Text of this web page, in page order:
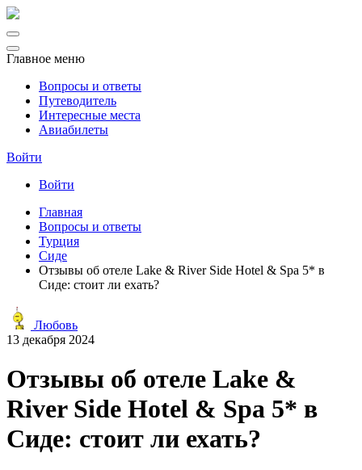
Главное меню
Вопросы и ответы
Путеводитель
Интересные места
Авиабилеты
Войти
Войти
Главная
Вопросы и ответы
Турция
Сиде
Отзывы об отеле Lake & River Side Hotel & Spa 5* в
Сиде: стоит ли ехать?
Любовь
13 декабря 2024
Отзывы об отеле Lake &
River Side Hotel & Spa 5* в
Сиде: стоит ли ехать?